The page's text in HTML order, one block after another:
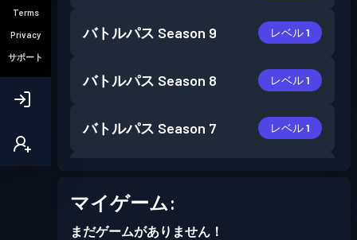
Terms
Privacy
サポート
バトルパス Season 9 レベル 1
バトルパス Season 8 レベル 1
バトルパス Season 7 レベル 1
マイゲーム:
まだゲームがありません！